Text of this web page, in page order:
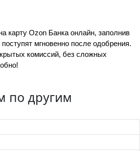
карту Ozon Банка онлайн, заполнив
мгновенно после одобрения.
комиссий, без сложных
по другим